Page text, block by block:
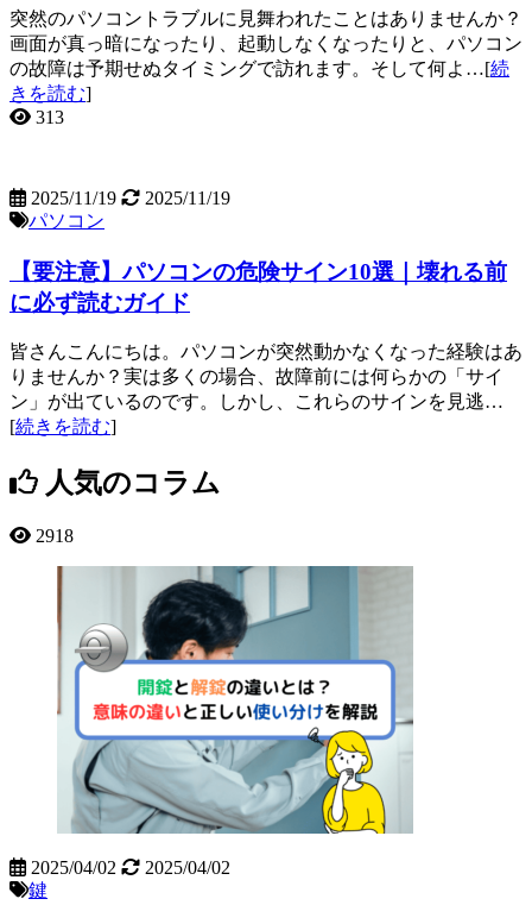
突然のパソコントラブルに見舞われたことはありませんか？
画面が真っ暗になったり、起動しなくなったりと、パソコン
の故障は予期せぬタイミングで訪れます。そして何よ…[続
きを読む]
313
2025/11/19
2025/11/19
パソコン
【要注意】パソコンの危険サイン10選｜壊れる前
に必ず読むガイド
皆さんこんにちは。パソコンが突然動かなくなった経験はあ
りませんか？実は多くの場合、故障前には何らかの「サイ
ン」が出ているのです。しかし、これらのサインを見逃…
[続きを読む]
人気のコラム
2918
2025/04/02
2025/04/02
鍵